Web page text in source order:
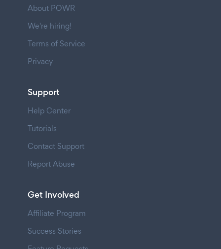
About POWR
We're hiring!
Terms of Service
Privacy
Support
Help Center
Tutorials
Contact Support
Report Abuse
Get Involved
Affiliate Program
Success Stories